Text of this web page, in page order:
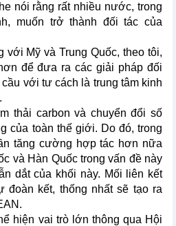
nói rằng rất nhiều nước, trong
muốn trở thành đối tác của
với Mỹ và Trung Quốc, theo tôi,
để đưa ra các giải pháp đối
với tư cách là trung tâm kinh
thải carbon và chuyển đổi số
của toàn thế giới. Do đó, trong
tăng cường hợp tác hơn nữa
và Hàn Quốc trong vấn đề này
dắt của khối này. Mối liên kết
kết, thống nhất sẽ tạo ra
hiện vai trò lớn thông qua Hội